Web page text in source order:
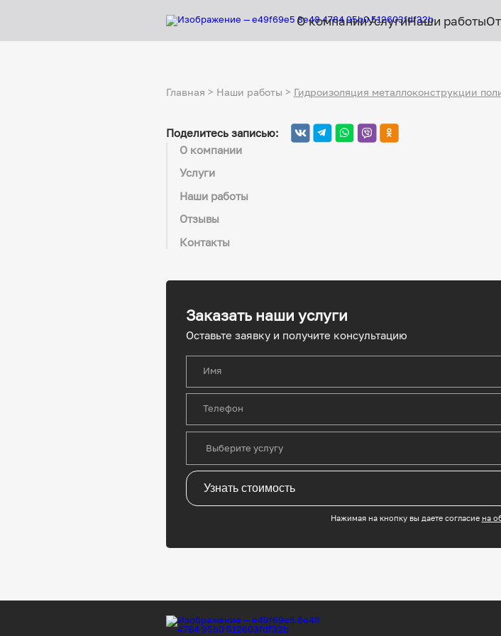
О компанииУслугиНаши работы
Главная > Наши работы > Гидроизоляция металлоконструкции
Поделитесь записью:
О компании
Услуги
Наши работы
Отзывы
Контакты
Заказать наши услуги
Оставьте заявку и получите консультацию
Имя
Телефон
Узнать стоимость
Нажимая на кнопку вы даете согласие на